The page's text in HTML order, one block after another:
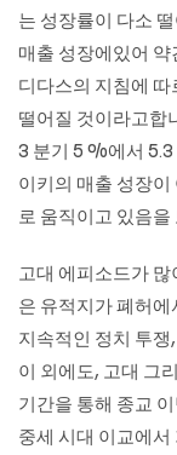
는 성장률이 다소
매출 성장에있어
디다스의 지침에 따
떨어질 것이라고합
3 분기 5 %에서
이키의 매출 성장이
로 움직이고 있음을
고대 에피소드가
은 유적지가 폐허에
지속적인 정치 투쟁
이 외에도, 고대 그
기간을 통해 종교
중세 시대 이교에